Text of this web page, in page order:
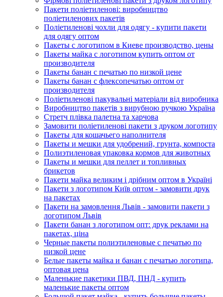
Пакети поліетиленові: виробництво
поліетиленових пакетів
Поліетиленові чохли для одягу - купити пакети
для одягу оптом
Пакеты с логотипом в Киеве производство, цены
Пакеты майка с логотипом купить оптом от
производителя
Пакеты банан с печатью по низкой цене
Пакеты банан с флексопечатью оптом от
производителя
Поліетиленові пакувальні матеріали від виробника
Виробництво пакетів з вирубною ручкою Україна
Стретч плівка палетна та харчова
Замовити поліетиленові пакети з друком логотипу
Пакеты для кошачьего наполнителя
Пакеты и мешки для удобрений, грунта, компоста
Полиэтиленовая упаковка кормов для животных
Пакеты и мешки для пеллет и топливных
брикетов
Пакети майка великим і дрібним оптом в Україні
Пакети з логотипом Київ оптом - замовити друк
на пакетах
Пакети на замовлення Львів - замовити пакети з
логотипом Львів
Пакети банан з логотипом опт: друк реклами на
пакетах, ціна
Черные пакеты полиэтиленовые с печатью по
низкой цене
Белые пакеты майка и банан с печатью логотипа,
оптовая цена
Маленькие пакетики ПВД, ПНД - купить
маленькие пакеты оптом